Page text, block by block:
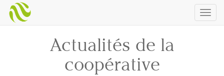
Actualités de la
coopérative